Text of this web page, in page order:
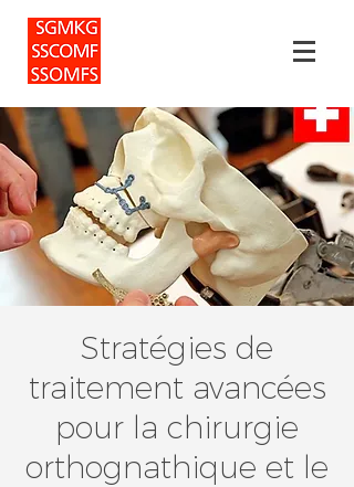
Stratégies de
traitement avancées
pour la chirurgie
orthognathique et le